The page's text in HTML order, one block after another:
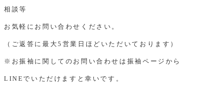
相談等
お気軽にお問い合わせください。
（ご返答に最大5営業日ほどいただいております）
※お振袖に関してのお問い合わせは振袖ページから
LINEでいただけますと幸いです。